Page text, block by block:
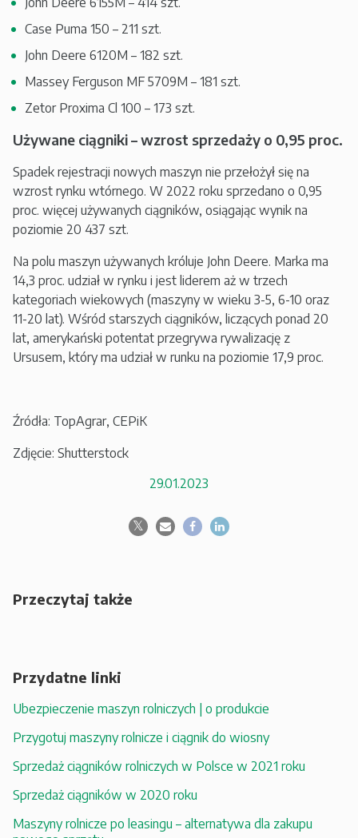
Case Puma 150 – 211 szt.
John Deere 6120M – 182 szt.
Massey Ferguson MF 5709M – 181 szt.
Zetor Proxima Cl 100 – 173 szt.
Używane ciągniki – wzrost sprzedaży o 0,95 proc.
Spadek rejestracji nowych maszyn nie przełożył się na
wzrost rynku wtórnego. W 2022 roku sprzedano o 0,95
proc. więcej używanych ciągników, osiągając wynik na
poziomie 20 437 szt.
Na polu maszyn używanych króluje John Deere. Marka ma
14,3 proc. udział w rynku i jest liderem aż w trzech
kategoriach wiekowych (maszyny w wieku 3-5, 6-10 oraz
11-20 lat). Wśród starszych ciągników, liczących ponad 20
lat, amerykański potentat przegrywa rywalizację z
Ursusem, który ma udział w runku na poziomie 17,9 proc.
Źródła: TopAgrar, CEPiK
Zdjęcie: Shutterstock
29.01.2023
Przeczytaj także
Przydatne linki
Ubezpieczenie maszyn rolniczych | o produkcie
Przygotuj maszyny rolnicze i ciągnik do wiosny
Sprzedaż ciągników rolniczych w Polsce w 2021 roku
Sprzedaż ciągników w 2020 roku
Maszyny rolnicze po leasingu – alternatywa dla zakupu